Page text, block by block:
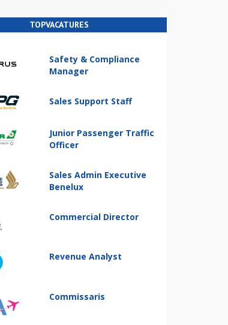
TOPVACATURES
Safety & Compliance
Manager
Sales Support Staff
Junior Passenger Traffic
Officer
Sales Admin Executive
Benelux
Commercial Director
Revenue Analyst
Commissaris